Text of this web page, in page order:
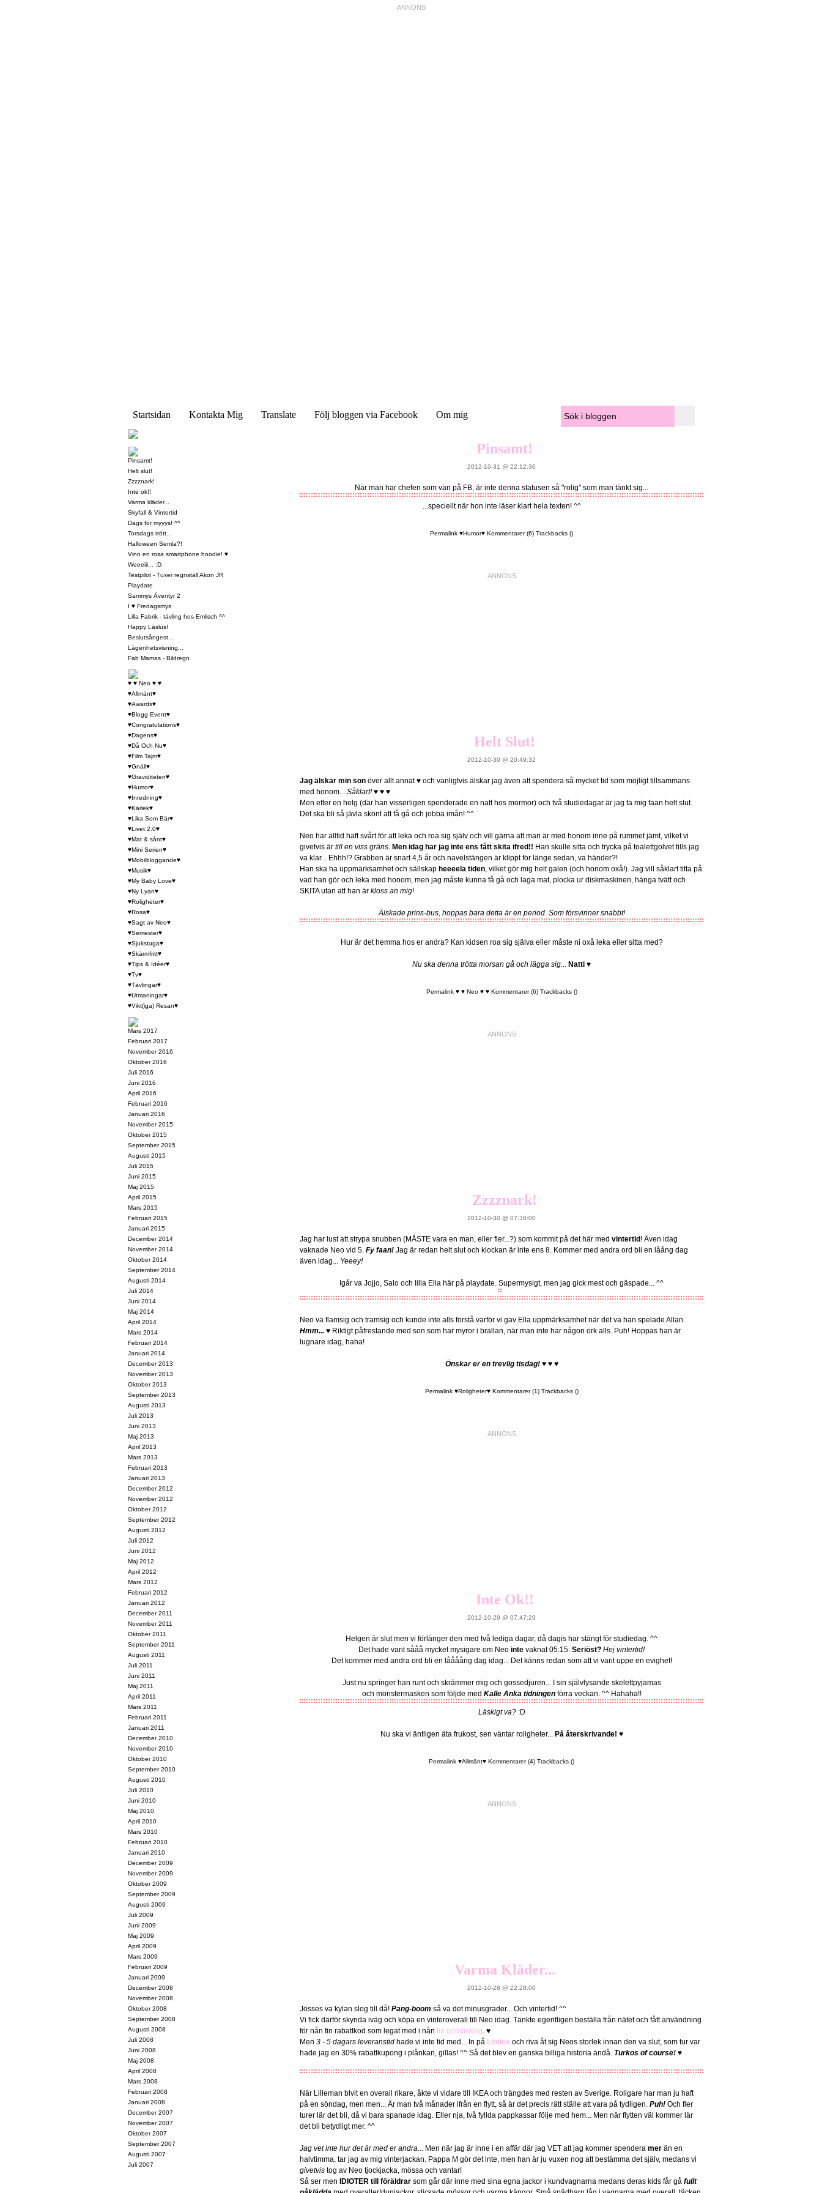
Startsidan Kontakta Mig Translate Följ bloggen via Facebook Om mig
Pinsamt!
2012-10-31 @ 22:12:36
När man har chefen som vän på FB, är inte denna statusen så "rolig" som man tänkt sig...
...speciellt när hon inte läser klart hela texten! ^^
Permalink ♥Humor♥ Kommentarer (6) Trackbacks ()
Helt Slut!
2012-10-30 @ 20:49:32
Jag älskar min son över allt annat ♥ och vanligtvis älskar jag även att spendera så mycket tid som möjligt tillsammans
med honom... Såklart!♥ ♥ ♥
Men efter en helg (där han visserligen spenderade en natt hos mormor) och två studiedagar är jag ta mig faan helt slut.
Det ska bli så jävla skönt att få gå och jobba imån! ^^
Neo har alltid haft svårt för att leka och roa sig själv och vill gärna att man är med honom inne på rummet jämt, vilket vi
givetvis är till en viss gräns. Men idag har jag inte ens fått skita ifred!! Han skulle sitta och trycka på toalettgolvet tills jag
va klar... Ehhh!? Grabben är snart 4,5 år och navelstängen är klippt för länge sedan, va händer?!
Han ska ha uppmärksamhet och sällskap heeeela tiden, vilket gör mig helt galen (och honom oxå!). Jag vill såklart titta på
vad han gör och leka med honom, men jag måste kunna få gå och laga mat, plocka ur diskmaskinen, hänga tvätt och
SKITA utan att han är kloss an mig!
Älskade prins-bus, hoppas bara detta är en period. Som försvinner snabbt!
Hur är det hemma hos er andra? Kan kidsen roa sig själva eller måste ni oxå leka eller sitta med?
Nu ska denna trötta morsan gå och lägga sig... Natti ♥
Permalink ♥ ♥ Neo ♥ ♥ Kommentarer (6) Trackbacks ()
Zzzznark!
2012-10-30 @ 07:30:00
Jag har lust att strypa snubben (MÅSTE vara en man, eller fler...?) som kommit på det här med vintertid ! Även idag
vaknade Neo vid 5. Fy faan! Jag är redan helt slut och klockan är inte ens 8. Kommer med andra ord bli en låång dag
även idag... Yeeey!
Igår va Jojjo, Salo och lilla Ella här på playdate. Supermysigt, men jag gick mest och gäspade... ^^
Neo va flamsig och tramsig och kunde inte alls förstå varför vi gav Ella uppmärksamhet när det va han spelade Allan.
Hmm... ♥ Riktigt påfrestande med son som har myror i brallan, när man inte har någon ork alls. Puh! Hoppas han är
lugnare idag, haha!
Önskar er en trevlig tisdag!♥ ♥ ♥
Permalink ♥Roligheter♥ Kommentarer (1) Trackbacks ()
Inte Ok!!
2012-10-29 @ 07:47:29
Helgen är slut men vi förlänger den med två lediga dagar, då dagis har stängt för studiedag. ^^
Det hade varit sååå mycket mysigare om Neo inte vaknat 05:15. Seriöst? Hej vintertid!
Det kommer med andra ord bli en låååång dag idag... Det känns redan som att vi varit uppe en evighet!
Just nu springer han runt och skrämmer mig och gossedjuren... I sin självlysande skelettpyjamas
och monstermasken som följde med Kalle Anka tidningenförra veckan. ^^ Hahaha!!
Läskigt va?:D
Nu ska vi äntligen äta frukost, sen väntar roligheter... På återskrivande! ♥
Permalink ♥Allmänt♥ Kommentarer (4) Trackbacks ()
Varma Kläder...
2012-10-28 @ 22:28:00
Jösses va kylan slog till då! Pang-boom så va det minusgrader... Och vintertid! ^^
Vi fick därför skynda iväg och köpa en vinteroverall till Neo idag. Tänkte egentligen beställa från nätet och fått användning
för nån fin rabattkod som legat med i nån fin goodiebag. ♥
Men 3 - 5 dagars leveranstid hade vi inte tid med... In på Lindex och riva åt sig Neos storlek innan den va slut, som tur var
hade jag en 30% rabattkupong i plånkan, gillas! ^^ Så det blev en ganska billiga historia ändå. Turkos of course! ♥
När Lilleman blvit en overall rikare, åkte vi vidare till IKEA och trängdes med resten av Sverige. Roligare har man ju haft
på en söndag, men men... Är man två månader ifrån en flytt, så är det precis rätt ställe att vara på tydligen. Puh! Och fler
turer lär det bli, då vi bara spanade idag. Eller nja, två fyllda pappkassar följe med hem... Men när flytten väl kommer lär
det bli betydligt mer. ^^
Jag vet inte hur det är med er andra... Men när jag är inne i en affär där jag VET att jag kommer spendera mer än en
halvtimma, tar jag av mig vinterjackan. Pappa M gör det inte, men han är ju vuxen nog att bestämma det själv, medans vi
givetvis tog av Neo tjockjacka, mössa och vantar!
Så ser men
IDIOTER till föräldrar som går där inne med sina egna jackor i kundvagnarna medans deras kids får gå fullt
Pinsamt!
Helt slut!
Zzzznark!
Inte ok!!
Varma kläder...
Skyfall & Vintertid
Dags för myyys! ^^
Torsdags trött...
Halloween Semla?!
Vinn en rosa smartphone hoodie! ♥
Weeeiii... :D
Testpilot - Tuxer regnställ Akon JR
Playdate
Sammys Äventyr 2
I ♥ Fredagsmys
Lilla Fabrik - tävling hos Emlisch ^^
Happy Läslus!
Beslutsångest...
Lägenhetsvisning...
Fab Mamas - Bildregn
♥ ♥ Neo ♥ ♥
♥Allmänt♥
♥Awards♥
♥Blogg Event♥
♥Congratulations♥
♥Dagens♥
♥Då Och Nu♥
♥Film Tajm♥
♥Gnäll♥
♥Graviditeten♥
♥Humor♥
♥Inredning♥
♥Kärlek♥
♥Lika Som Bär♥
♥Livet 2.0♥
♥Mat & sånt♥
♥Mini Serien♥
♥Mobilbloggande♥
♥Musik♥
♥My Baby Love♥
♥Ny Lyan♥
♥Roligheter♥
♥Rosa♥
♥Sagt av Neo♥
♥Semester♥
♥Sjukstuga♥
♥Skärmfritt♥
♥Tips & Idéer♥
♥Tv♥
♥Tävlingar♥
♥Utmaningar♥
♥Vikt(iga) Resan♥
Mars 2017
Februari 2017
November 2016
Oktober 2016
Juli 2016
Juni 2016
April 2016
Februari 2016
Januari 2016
November 2015
Oktober 2015
September 2015
Augusti 2015
Juli 2015
Juni 2015
Maj 2015
April 2015
Mars 2015
Februari 2015
Januari 2015
December 2014
November 2014
Oktober 2014
September 2014
Augusti 2014
Juli 2014
Juni 2014
Maj 2014
April 2014
Mars 2014
Februari 2014
Januari 2014
December 2013
November 2013
Oktober 2013
September 2013
Augusti 2013
Juli 2013
Juni 2013
Maj 2013
April 2013
Mars 2013
Februari 2013
Januari 2013
December 2012
November 2012
Oktober 2012
September 2012
Augusti 2012
Juli 2012
Juni 2012
Maj 2012
April 2012
Mars 2012
Februari 2012
Januari 2012
December 2011
November 2011
Oktober 2011
September 2011
Augusti 2011
Juli 2011
Juni 2011
Maj 2011
April 2011
Mars 2011
Februari 2011
Januari 2011
December 2010
November 2010
Oktober 2010
September 2010
Augusti 2010
Juli 2010
Juni 2010
Maj 2010
April 2010
Mars 2010
Februari 2010
Januari 2010
December 2009
November 2009
Oktober 2009
September 2009
Augusti 2009
Juli 2009
Juni 2009
Maj 2009
April 2009
Mars 2009
Februari 2009
Januari 2009
December 2008
November 2008
Oktober 2008
September 2008
Augusti 2008
Juli 2008
Juni 2008
Maj 2008
April 2008
Mars 2008
Februari 2008
Januari 2008
December 2007
November 2007
Oktober 2007
September 2007
Augusti 2007
Juli 2007